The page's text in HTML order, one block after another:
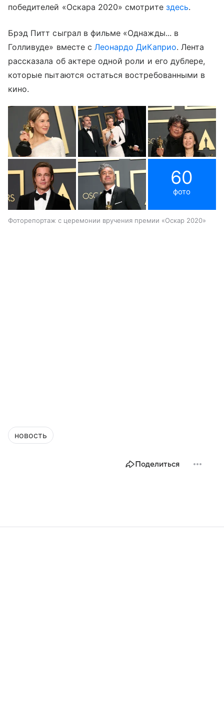
победителей «Оскара 2020» смотрите здесь.
Брэд Питт сыграл в фильме «Однажды... в
Голливуде» вместе с Леонардо ДиКаприо. Лента
рассказала об актере одной роли и его дублере,
которые пытаются остаться востребованными в
кино.
60
фото
Фоторепортаж с церемонии вручения премии «Оскар 2020»
новость
Поделиться